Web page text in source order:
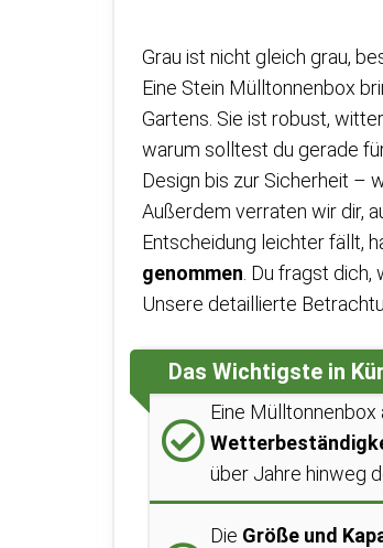
Grau ist nicht gleich grau,
Eine Stein Mülltonnenbox
Gartens. Sie ist robust,
warum solltest du gerade
Design bis zur Sicherheit –
Außerdem verraten wir dir,
Entscheidung leichter fällt,
genommen . Du fragst
Unsere detaillierte
Das Wichtigste in
Eine
über Jahre hinweg
Die Größe und